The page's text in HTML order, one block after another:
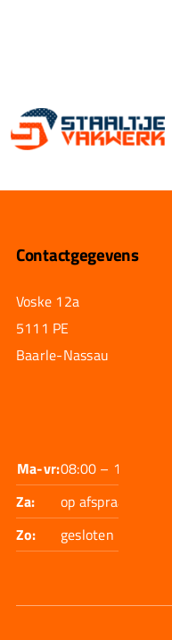
Contactgegevens
Voske 12a
5111 PE
Baarle-Nassau
Ma-vr:08:00 – 17:30
Za:
op afspraak
Zo:
gesloten